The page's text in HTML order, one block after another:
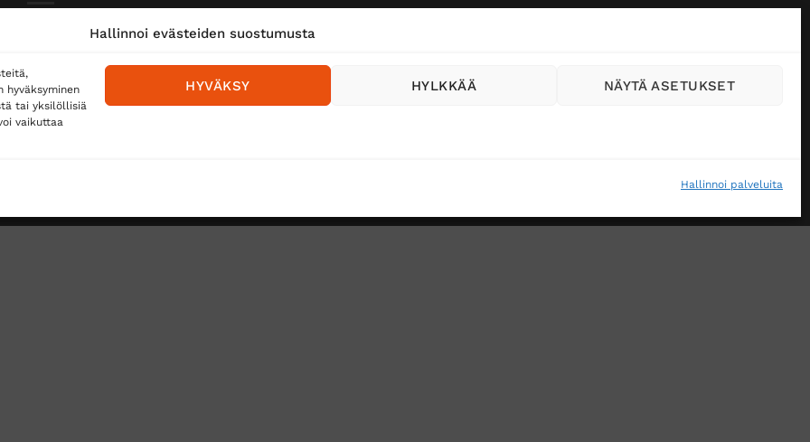
Hallinnoi evästeiden suostumusta
tai yksilöllisiä
vaikuttaa
Hallinnoi palveluita
HYVÄKSY HYLKKÄÄ NÄYTÄ ASETUKSET
Toimitustavat
Matkahuolto
Postnord